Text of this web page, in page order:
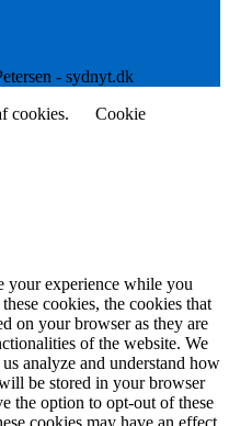
- sydnyt.dk
cookies.
Cookie
your experience while you
cookies, the cookies that
on your browser as they are
of the website. We
analyze and understand how
be stored in your browser
the option to opt-out of these